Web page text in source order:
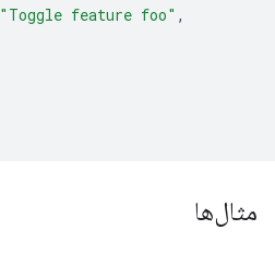
"Toggle feature foo" ,
مثال‌ها